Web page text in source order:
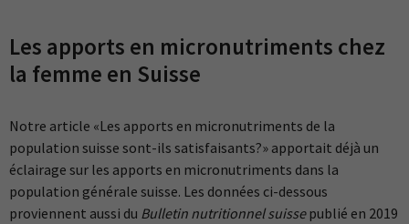
Les apports en micronutriments chez
la femme en Suisse
Notre article «Les apports en micronutriments de la
population suisse sont-ils satisfaisants?» apportait déjà un
éclairage sur les apports en micronutriments dans la
population générale suisse. Les données ci-dessous
proviennent aussi du Bulletin nutritionnel suissepublié en 2019